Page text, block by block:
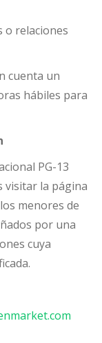
o relaciones
cuenta un
hábiles para
PG-13
visitar la página
menores de
por una
cuya